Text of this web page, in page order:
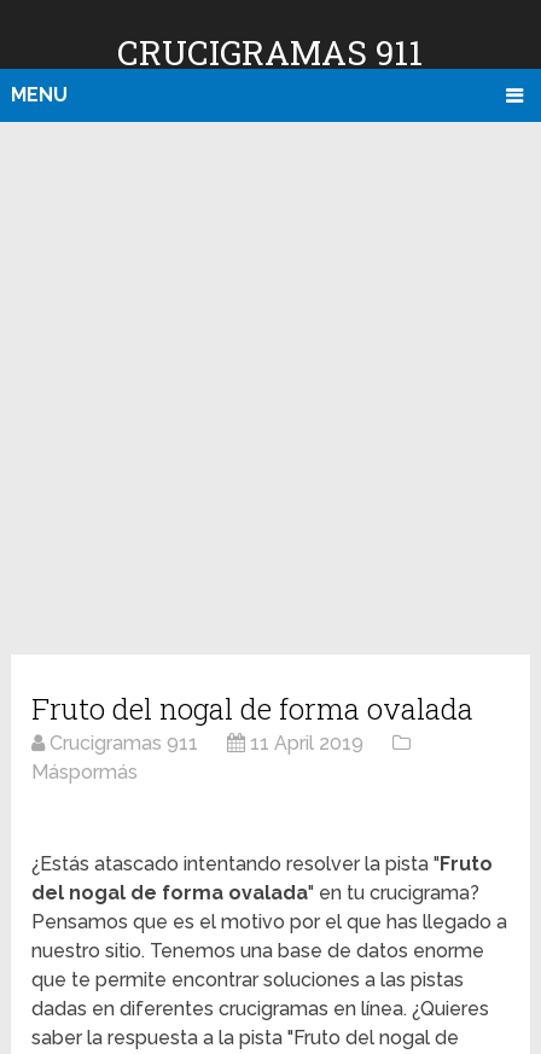
CRUCIGRAMAS 911
MENU
Fruto del nogal de forma ovalada
Crucigramas 911
11 April 2019
Máspormás
¿Estás atascado intentando resolver la pista "Fruto
del nogal de forma ovalada" en tu crucigrama?
Pensamos que es el motivo por el que has llegado a
nuestro sitio. Tenemos una base de datos enorme
que te permite encontrar soluciones a las pistas
dadas en diferentes crucigramas en línea. ¿Quieres
saber la respuesta a la pista "Fruto del nogal de